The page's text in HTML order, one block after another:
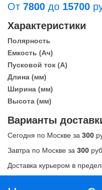
От 7800 до 15700
Характеристики
Полярность
Емкость (Ач)
Пусковой ток (А)
Длина (мм)
Ширина (мм)
Высота (мм)
Варианты
Сегодня по Москве за 300
Завтра по Москве за 300 руб.
Доставка курьером в